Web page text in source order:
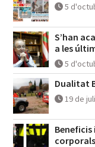
5
S’han
a les
5
Dualitat
19 de
Beneficis